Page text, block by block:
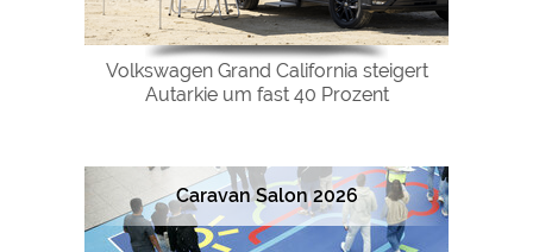
Volkswagen Grand California steigert
Autarkie um fast 40 Prozent
Caravan Salon 2026